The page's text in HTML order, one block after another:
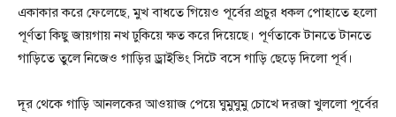
একাকার করে ফেলেছে, মুখ বাধতে গিয়েও পূর্বের প্রচুর ধকল পোহাতে হলো
পূর্ণতা কিছু জায়গায় নখ ঢুকিয়ে ক্ষত করে দিয়েছে। পূর্ণতাকে টানতে টানতে
গাড়িতে তুলে নিজেও গাড়ির ড্রাইভিং সিটে বসে গাড়ি ছেড়ে দিলো পূর্ব।
দূর থেকে গাড়ি আনলকের আওয়াজ পেয়ে ঘুমুঘুমু চোখে দরজা খুললো পূর্বের